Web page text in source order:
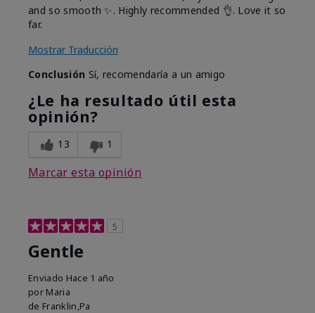
and so smooth ✨️. Highly recommended 👌. Love it so
far.
Mostrar Traducción
Conclusión Sí, recomendaría a un amigo
¿Le ha resultado útil esta
opinión?
13 1
Marcar esta opinión
5
Gentle
Enviado Hace 1 año
por Maria
de Franklin,Pa